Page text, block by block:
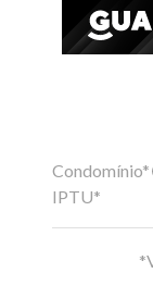
Condomínio*
IPTU*